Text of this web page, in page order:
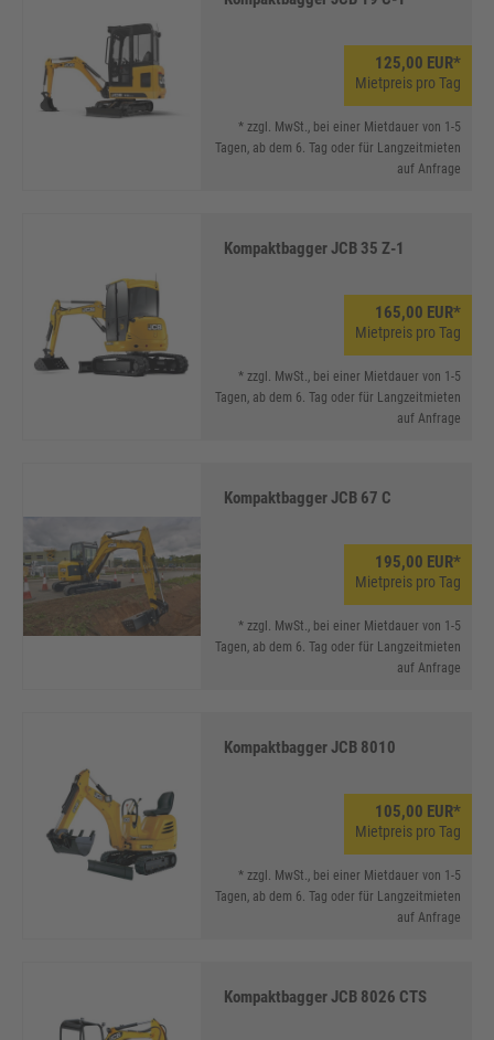
125,00 EUR*
Mietpreis pro Tag
* zzgl. MwSt., bei einer Mietdauer von 1-5
Tagen, ab dem 6. Tag oder für Langzeitmieten
auf Anfrage
Kompaktbagger JCB 35 Z-1
165,00 EUR*
Mietpreis pro Tag
* zzgl. MwSt., bei einer Mietdauer von 1-5
Tagen, ab dem 6. Tag oder für Langzeitmieten
auf Anfrage
Kompaktbagger JCB 67 C
195,00 EUR*
Mietpreis pro Tag
* zzgl. MwSt., bei einer Mietdauer von 1-5
Tagen, ab dem 6. Tag oder für Langzeitmieten
auf Anfrage
Kompaktbagger JCB 8010
105,00 EUR*
Mietpreis pro Tag
* zzgl. MwSt., bei einer Mietdauer von 1-5
Tagen, ab dem 6. Tag oder für Langzeitmieten
auf Anfrage
Kompaktbagger JCB 8026 CTS